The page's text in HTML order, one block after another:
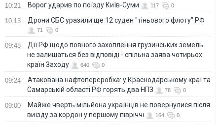
10:21 Ворог ударив по поїзду Київ-Суми 117 0
10:13 Дрони СБС уразили ще 12 суден "тіньового флоту" РФ
71 0
09:48
Дії РФ щодо повного захоплення грузинських земель
не залишаться без відповіді - спільна заява чотирьох
країн Заходу
640 0
09:24
Атакована нафтопереробка: у Краснодарському краї та
Самарській області РФ горять два НПЗ
78 0
09:00
Майже чверть мільйона українців не повернулися після
виїзду за кордон у першому півріччі
164 0